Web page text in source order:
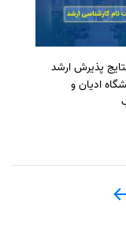
پذیرش ارشد
ادیان و